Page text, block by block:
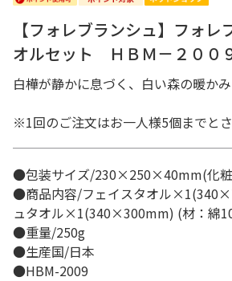
【フォレブランシュ】フォ
オルセット ＨＢＭ－２００
白樺が静かに息づく、白い森の暖かみ
※1回のご注文はお一人様5個までとさ
●包装サイズ/230×250×40mm(化
●商品内容/フェイスタオル
ュタオル×1(340×300mm) (材：綿
●重量/250g
●生産国/日本
●HBM-2009